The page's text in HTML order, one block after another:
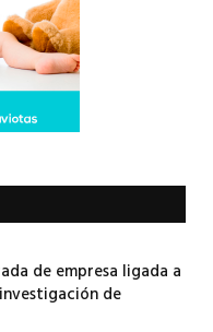
de empresa ligada a
de